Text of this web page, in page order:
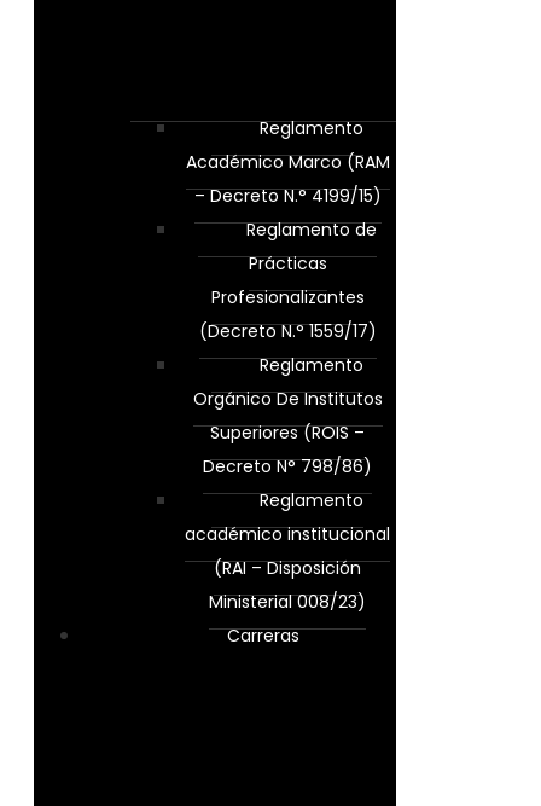
Reglamento
Académico Marco (RAM
– Decreto N.° 4199/15)
Reglamento de
Prácticas
Profesionalizantes
(Decreto N.° 1559/17)
Reglamento
Orgánico De Institutos
Superiores (ROIS –
Decreto N° 798/86)
Reglamento
académico institucional
(RAI – Disposición
Ministerial 008/23)
Carreras